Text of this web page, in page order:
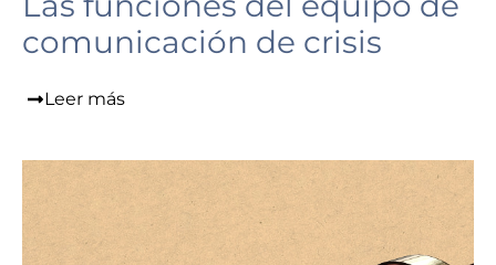
comunicación de crisis
Leer más